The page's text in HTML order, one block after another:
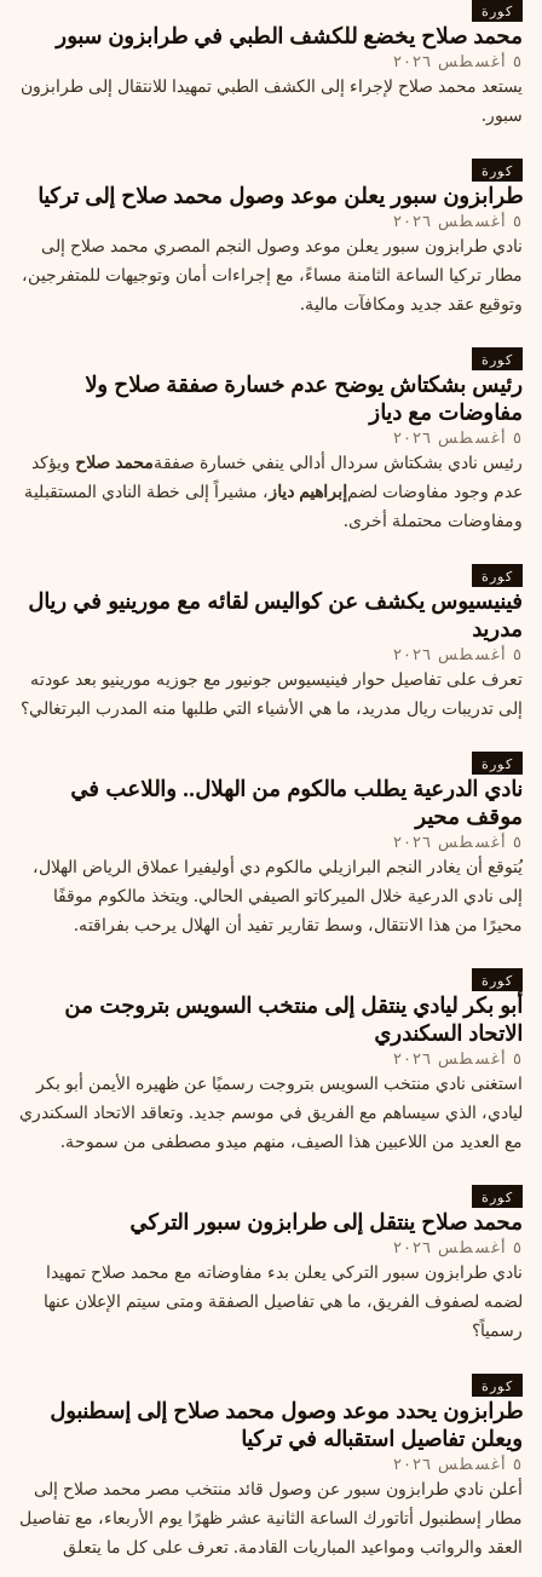
كورة
محمد صلاح يخضع للكشف الطبي في طرابزون سبور
٥ أغسطس ٢٠٢٦
يستعد محمد صلاح لإجراء إلى الكشف الطبي تمهيدا للانتقال إلى طرابزون
سبور.
كورة
طرابزون سبور يعلن موعد وصول محمد صلاح إلى تركيا
٥ أغسطس ٢٠٢٦
نادي طرابزون سبور يعلن موعد وصول النجم المصري محمد صلاح إلى
مطار تركيا الساعة الثامنة مساءً، مع إجراءات أمان وتوجيهات للمتفرجين،
وتوقيع عقد جديد ومكافآت مالية.
كورة
رئيس بشكتاش يوضح عدم خسارة صفقة صلاح ولا
مفاوضات مع دياز
٥ أغسطس ٢٠٢٦
رئيس نادي بشكتاش سردال أدالي ينفي خسارة صفقةمحمد صلاح ويؤكد
عدم وجود مفاوضات لضمإبراهيم دياز ، مشيراً إلى خطة النادي المستقبلية
ومفاوضات محتملة أخرى.
كورة
فينيسيوس يكشف عن كواليس لقائه مع مورينيو في ريال
مدريد
٥ أغسطس ٢٠٢٦
تعرف على تفاصيل حوار فينيسيوس جونيور مع جوزيه مورينيو بعد عودته
إلى تدريبات ريال مدريد، ما هي الأشياء التي طلبها منه المدرب البرتغالي؟
كورة
نادي الدرعية يطلب مالكوم من الهلال.. واللاعب في
موقف محير
٥ أغسطس ٢٠٢٦
يُتوقع أن يغادر النجم البرازيلي مالكوم دي أوليفيرا عملاق الرياض الهلال،
إلى نادي الدرعية خلال الميركاتو الصيفي الحالي. ويتخذ مالكوم موقفًا
محيرًا من هذا الانتقال، وسط تقارير تفيد أن الهلال يرحب بفراقته.
كورة
أبو بكر ليادي ينتقل إلى منتخب السويس بتروجت من
الاتحاد السكندري
٥ أغسطس ٢٠٢٦
استغنى نادي منتخب السويس بتروجت رسميًا عن ظهيره الأيمن أبو بكر
ليادي، الذي سيساهم مع الفريق في موسم جديد. وتعاقد الاتحاد السكندري
مع العديد من اللاعبين هذا الصيف، منهم ميدو مصطفى من سموحة.
كورة
محمد صلاح ينتقل إلى طرابزون سبور التركي
٥ أغسطس ٢٠٢٦
نادي طرابزون سبور التركي يعلن بدء مفاوضاته مع محمد صلاح تمهيدا
لضمه لصفوف الفريق، ما هي تفاصيل الصفقة ومتى سيتم الإعلان عنها
رسمياً؟
كورة
طرابزون يحدد موعد وصول محمد صلاح إلى إسطنبول
ويعلن تفاصيل استقباله في تركيا
٥ أغسطس ٢٠٢٦
أعلن نادي طرابزون سبور عن وصول قائد منتخب مصر محمد صلاح إلى
مطار إسطنبول أتاتورك الساعة الثانية عشر ظهرًا يوم الأربعاء، مع تفاصيل
العقد والرواتب ومواعيد المباريات القادمة. تعرف على كل ما يتعلق